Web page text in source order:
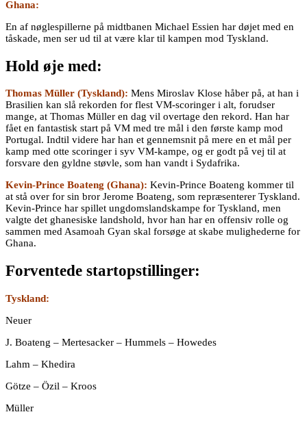
Ghana:
En af nøglespillerne på midtbanen Michael Essien har døjet med en
tåskade, men ser ud til at være klar til kampen mod Tyskland.
Hold øje med:
Thomas Müller (Tyskland): Mens Miroslav Klose håber på, at han i
Brasilien kan slå rekorden for flest VM-scoringer i alt, forudser
mange, at Thomas Müller en dag vil overtage den rekord. Han har
fået en fantastisk start på VM med tre mål i den første kamp mod
Portugal. Indtil videre har han et gennemsnit på mere en et mål per
kamp med otte scoringer i syv VM-kampe, og er godt på vej til at
forsvare den gyldne støvle, som han vandt i Sydafrika.
Kevin-Prince Boateng (Ghana): Kevin-Prince Boateng kommer til
at stå over for sin bror Jerome Boateng, som repræsenterer Tyskland.
Kevin-Prince har spillet ungdomslandskampe for Tyskland, men
valgte det ghanesiske landshold, hvor han har en offensiv rolle og
sammen med Asamoah Gyan skal forsøge at skabe mulighederne for
Ghana.
Forventede startopstillinger:
Tyskland:
Neuer
J. Boateng – Mertesacker – Hummels – Howedes
Lahm – Khedira
Götze – Özil – Kroos
Müller